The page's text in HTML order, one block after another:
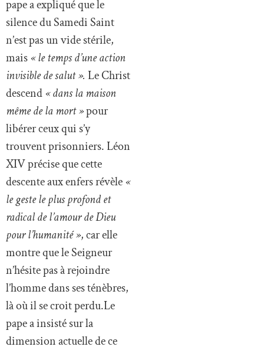
pape a expliqué que le
silence du Samedi Saint
n’est pas un vide stérile,
mais« le temps d’une action
invisible de salut ». Le Christ
descend« dans la maison
même de la mort »pour
libérer ceux qui s’y
trouvent prisonniers. Léon
XIV précise que cette
descente aux enfers révèle«
le geste le plus profond et
radical de l’amour de Dieu
pour l’humanité », car elle
montre que le Seigneur
n’hésite pas à rejoindre
l’homme dans ses ténèbres,
là où il se croit perdu.Le
pape a insisté sur la
dimension actuelle de ce